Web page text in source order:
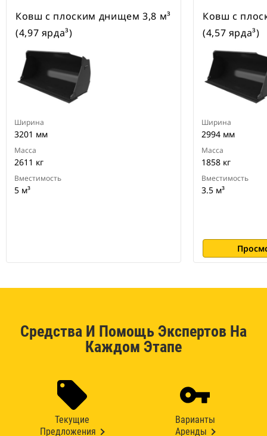
Ковш с плоским днищем 3,8 м³
(4,97 ярда³)
Ширина
3201 мм
Масса
2611 кг
Вместимость
5 м³
Ковш с
(4,57 ярда³)
Ширина
2994 мм
Масса
1858 кг
Вместимость
3.5 м³
Средства И Помощь Экспертов На
Каждом Этапе
Текущие
Предложения
Варианты
Аренды